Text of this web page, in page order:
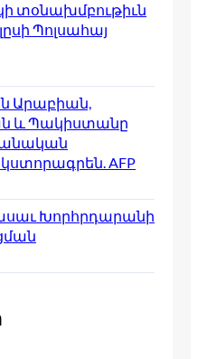
տօնախմբութիւն
Պոլսահայ
Արաբիան,
և Պակիստանը
AFP
Խորհրդարանի